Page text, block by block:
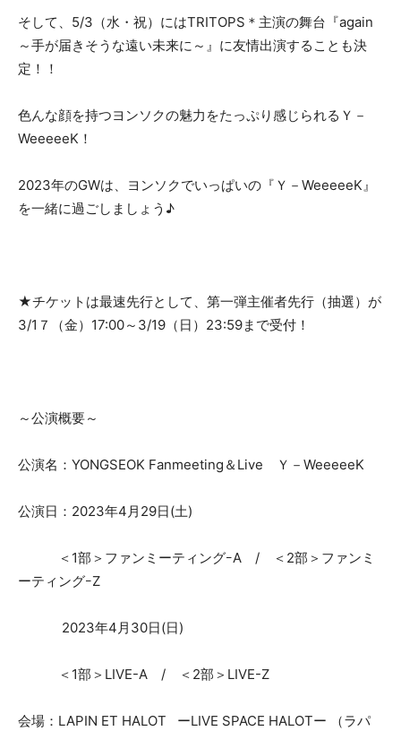
そして、5/3（水・祝）にはTRITOPS＊主演の舞台『again
～手が届きそうな遠い未来に～』に友情出演することも決
定！！
色んな顔を持つヨンソクの魅力をたっぷり感じられるＹ－
WeeeeeK！
2023年のGWは、ヨンソクでいっぱいの『Ｙ－WeeeeeK』
を一緒に過ごしましょう♪
★チケットは最速先行として、第一弾主催者先行（抽選）が
3/1７（金）17:00～3/19（日）23:59まで受付！
～公演概要～
公演名：YONGSEOK Fanmeeting＆Live Ｙ－WeeeeeK
公演日：2023年4月29日(土)
＜1部＞ファンミーティングｰA / ＜2部＞ファンミ
ーティングｰZ
2023年4月30日(日)
＜1部＞LIVE-A / ＜2部＞LIVE-Z
会場：LAPIN ET HALOT ーLIVE SPACE HALOTー （ラパ